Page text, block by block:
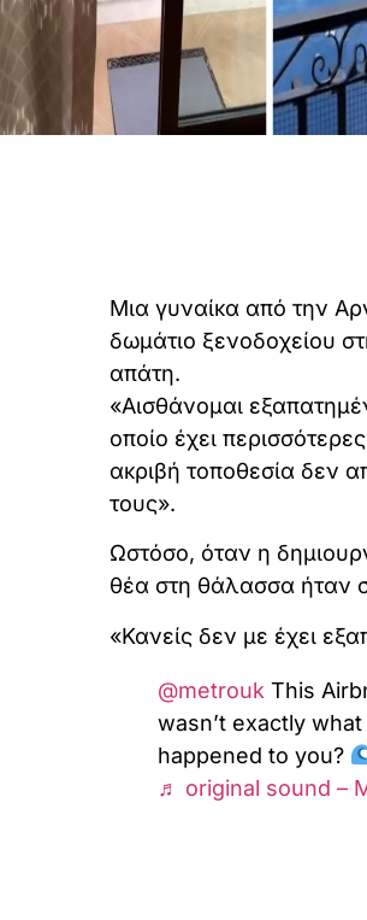
Μια γυναίκα από την
δωμάτιο ξενοδοχείου
απάτη.
«Αισθάνομαι
οποίο έχει
ακριβή τοποθεσία δεν
τους».
Ωστόσο, όταν η
θέα στη θάλασσα ήταν
«Κανείς δεν με έχει
@metrouk This
wasn’t exactly
happened to you?
♬ original sound –